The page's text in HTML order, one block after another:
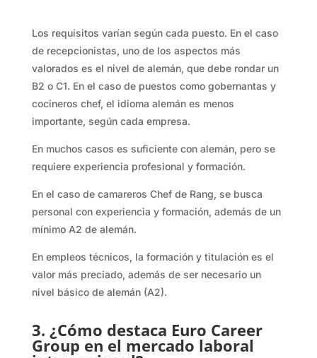
Los requisitos varían según cada puesto. En el caso
de recepcionistas, uno de los aspectos más
valorados es el nivel de alemán, que debe rondar un
B2 o C1. En el caso de puestos como gobernantas y
cocineros chef, el idioma alemán es menos
importante, según cada empresa.
En muchos casos es suficiente con alemán, pero se
requiere experiencia profesional y formación.
En el caso de camareros Chef de Rang, se busca
personal con experiencia y formación, además de un
mínimo A2 de alemán.
En empleos técnicos, la formación y titulación es el
valor más preciado, además de ser necesario un
nivel básico de alemán (A2).
3. ¿Cómo destaca Euro Career
Group en el mercado laboral